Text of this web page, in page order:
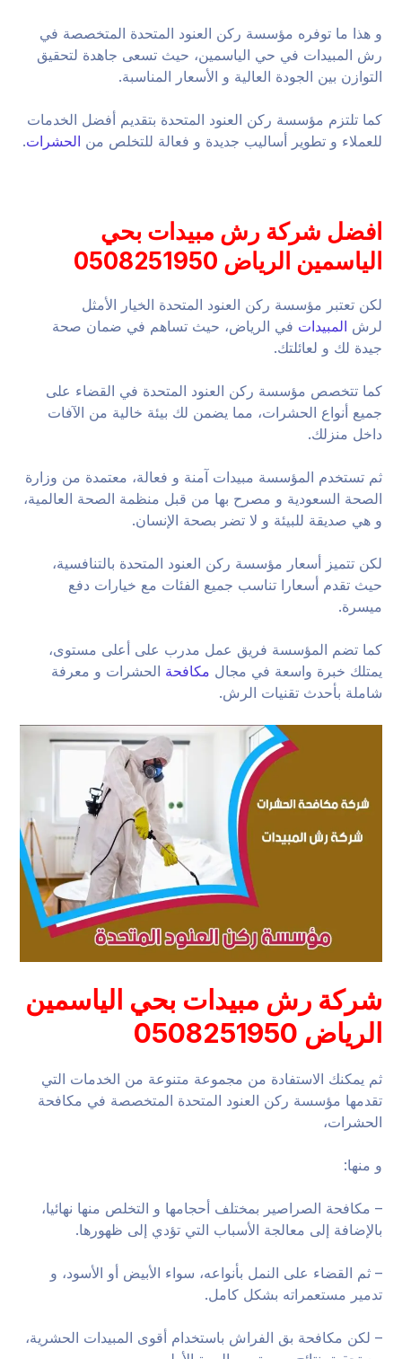
و هذا ما توفره مؤسسة ركن العنود المتحدة المتخصصة في
رش المبيدات في حي الياسمين، حيث تسعى جاهدة لتحقيق
التوازن بين الجودة العالية و الأسعار المناسبة.
كما تلتزم مؤسسة ركن العنود المتحدة بتقديم أفضل الخدمات
للعملاء و تطوير أساليب جديدة و فعالة للتخلص من الحشرات.
افضل شركة رش مبيدات بحي
الياسمين الرياض 0508251950
لكن تعتبر مؤسسة ركن العنود المتحدة الخيار الأمثل
لرش المبيدات في الرياض، حيث تساهم في ضمان صحة
جيدة لك و لعائلتك.
كما تتخصص مؤسسة ركن العنود المتحدة في القضاء على
جميع أنواع الحشرات، مما يضمن لك بيئة خالية من الآفات
داخل منزلك.
ثم تستخدم المؤسسة مبيدات آمنة و فعالة، معتمدة من وزارة
الصحة السعودية و مصرح بها من قبل منظمة الصحة العالمية،
و هي صديقة للبيئة و لا تضر بصحة الإنسان.
لكن تتميز أسعار مؤسسة ركن العنود المتحدة بالتنافسية،
حيث تقدم أسعارا تناسب جميع الفئات مع خيارات دفع
ميسرة.
كما تضم المؤسسة فريق عمل مدرب على أعلى مستوى،
يمتلك خبرة واسعة في مجال مكافحة الحشرات و معرفة
شاملة بأحدث تقنيات الرش.
شركة رش مبيدات بحي الياسمين
الرياض 0508251950
ثم يمكنك الاستفادة من مجموعة متنوعة من الخدمات التي
تقدمها مؤسسة ركن العنود المتحدة المتخصصة في مكافحة
الحشرات،
و منها:
– مكافحة الصراصير بمختلف أحجامها و التخلص منها نهائيا،
بالإضافة إلى معالجة الأسباب التي تؤدي إلى ظهورها.
– ثم القضاء على النمل بأنواعه، سواء الأبيض أو الأسود، و
تدمير مستعمراته بشكل كامل.
– لكن مكافحة بق الفراش باستخدام أقوى المبيدات الحشرية،